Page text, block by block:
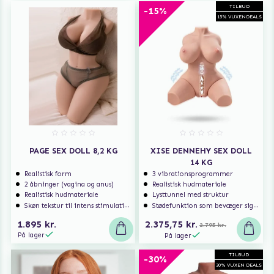
Detaljeret design for livagtigt udseende og følelse
Nem at rengøre og vedligeholde
Premium silikone
Specifikationer:
Højde: 64,5 cm
Bredde: 33,5 cm
Bryst: 76,5 cm
Hofte: 81,5 cm
Vægt: 15 kg
PAGE SEX DOLL 8,2 KG
Realistisk form
2 åbninger (vagina og anus)
Realistisk hudmateriale
Skøn tekstur til intens stimulation!
1.895 kr.
På lager
TILBUD
15% VUXENDEALS
-15%
XISE DENNEHY SEX DOLL
14 KG
3 vibrationsprogrammer
Realistisk hudmateriale
Lysttunnel med struktur
Stødefunktion som bevæger sig frem og tilbage
2.375,75 kr. 2.795 kr.
På lager
TILBUD
30% VUXEN DEALS
-30%